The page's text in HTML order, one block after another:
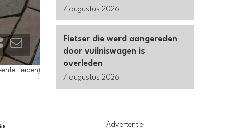
Leiden)
7 augustus 2026
Fietser die werd aangereden
door vuilniswagen is
overleden
7 augustus 2026
Advertentie